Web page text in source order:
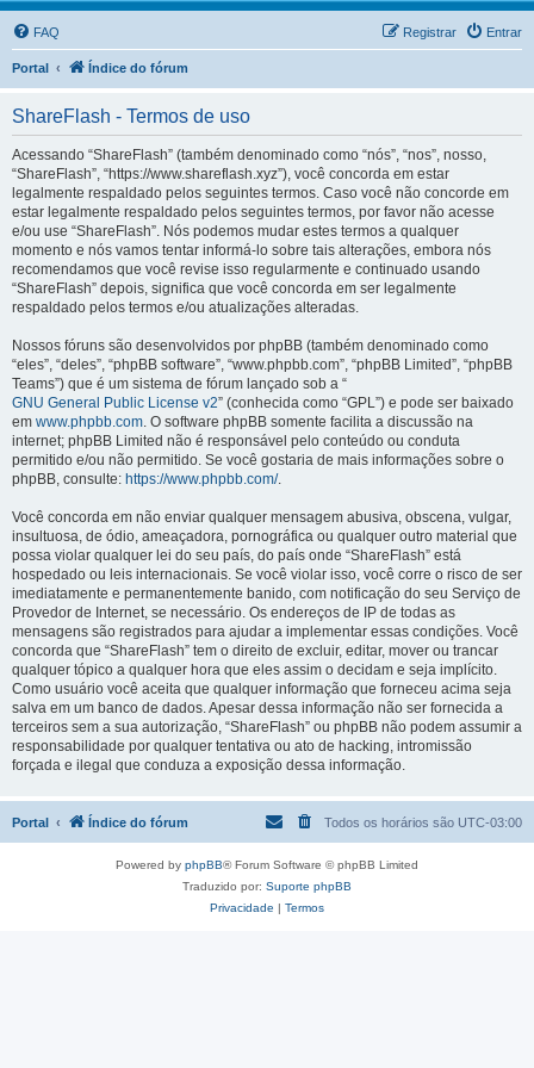
FAQ Entrar
Registrar
Portal Índice do fórum
ShareFlash - Termos de uso
Acessando “ShareFlash” (também denominado como “nós”, “nos”, nosso,
“ShareFlash”, “https://www.shareflash.xyz”), você concorda em estar
legalmente respaldado pelos seguintes termos. Caso você não concorde em
estar legalmente respaldado pelos seguintes termos, por favor não acesse
e/ou use “ShareFlash”. Nós podemos mudar estes termos a qualquer
momento e nós vamos tentar informá-lo sobre tais alterações, embora nós
recomendamos que você revise isso regularmente e continuado usando
“ShareFlash” depois, significa que você concorda em ser legalmente
respaldado pelos termos e/ou atualizações alteradas.
Nossos fóruns são desenvolvidos por phpBB (também denominado como
“eles”, “deles”, “phpBB software”, “www.phpbb.com”, “phpBB Limited”, “phpBB
Teams”) que é um sistema de fórum lançado sob a “
GNU General Public License v2” (conhecida como “GPL”) e pode ser baixado
em www.phpbb.com. O software phpBB somente facilita a discussão na
internet; phpBB Limited não é responsável pelo conteúdo ou conduta
permitido e/ou não permitido. Se você gostaria de mais informações sobre o
phpBB, consulte: https://www.phpbb.com/.
Você concorda em não enviar qualquer mensagem abusiva, obscena, vulgar,
insultuosa, de ódio, ameaçadora, pornográfica ou qualquer outro material que
possa violar qualquer lei do seu país, do país onde “ShareFlash” está
hospedado ou leis internacionais. Se você violar isso, você corre o risco de ser
imediatamente e permanentemente banido, com notificação do seu Serviço de
Provedor de Internet, se necessário. Os endereços de IP de todas as
mensagens são registrados para ajudar a implementar essas condições. Você
concorda que “ShareFlash” tem o direito de excluir, editar, mover ou trancar
qualquer tópico a qualquer hora que eles assim o decidam e seja implícito.
Como usuário você aceita que qualquer informação que forneceu acima seja
salva em um banco de dados. Apesar dessa informação não ser fornecida a
terceiros sem a sua autorização, “ShareFlash” ou phpBB não podem assumir a
responsabilidade por qualquer tentativa ou ato de hacking, intromissão
forçada e ilegal que conduza a exposição dessa informação.
Portal Índice do fórum Todos os horários são UTC-03:00
Powered by phpBB® Forum Software © phpBB Limited
Traduzido por: Suporte phpBB
Privacidade | Termos